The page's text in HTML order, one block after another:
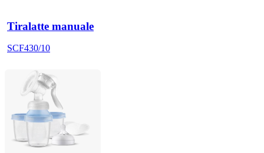
Tiralatte manuale
SCF430/10